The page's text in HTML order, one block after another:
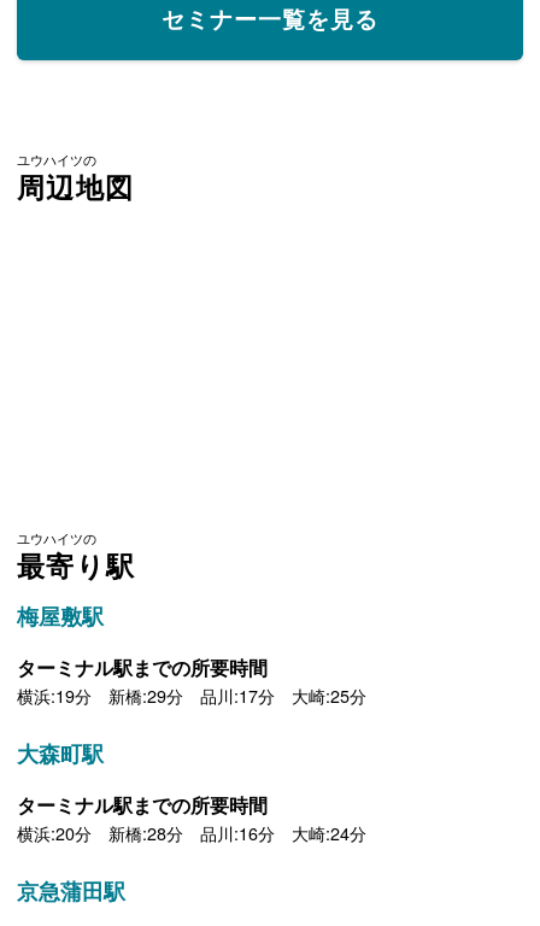
セミナー一覧を見る
ユウハイツの
周辺地図
ユウハイツの
最寄り駅
梅屋敷駅
ターミナル駅までの所要時間
横浜:19分 新橋:29分 品川:17分 大崎:25分
大森町駅
ターミナル駅までの所要時間
横浜:20分 新橋:28分 品川:16分 大崎:24分
京急蒲田駅